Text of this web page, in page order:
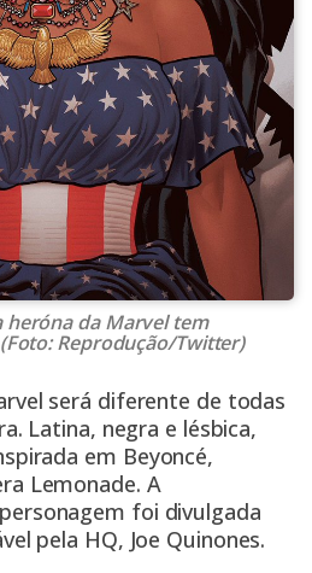
heróna da Marvel tem
Reprodução/Twitter)
será diferente de todas
Latina, negra e lésbica,
em Beyoncé,
Lemonade. A
foi divulgada
pela HQ, Joe Quinones.